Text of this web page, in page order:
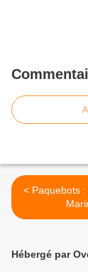
< Paquebots : Seven Seas
Hébergé par